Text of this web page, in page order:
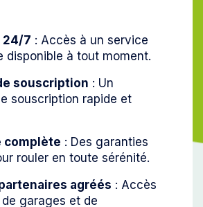
24/7 : Accès à un service
disponible à tout moment.
souscription : Un
souscription rapide et
complète : Des garanties
rouler en toute sérénité.
agréés : Accès
garages et de